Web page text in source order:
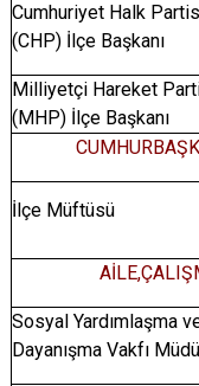
Cumhuriyet Halk
(CHP) İlçe Başkanı
Milliyetçi Hareket
(MHP) İlçe Başkanı
İlçe Müftüsü
Sosyal Yardımlaşma
Dayanışma Vakfı